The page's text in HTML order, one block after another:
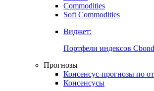
Commodities
Золото
Бензин
Soft Commodities
Виджет:
Портфели индексов Cbonds